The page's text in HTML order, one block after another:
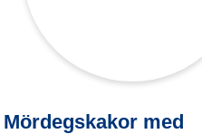
Mördegskakor med